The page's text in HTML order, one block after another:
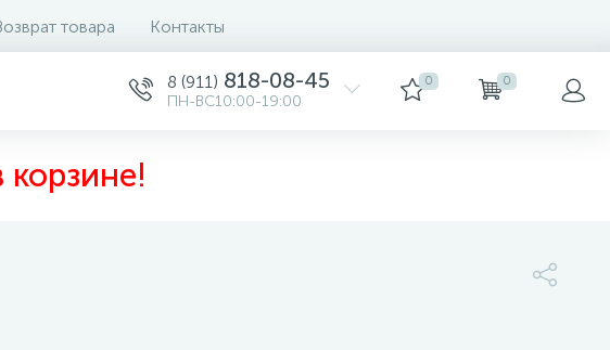
товара Контакты
8 (911) 818-08-45
ПН-ВС10:00-19:00
0 0